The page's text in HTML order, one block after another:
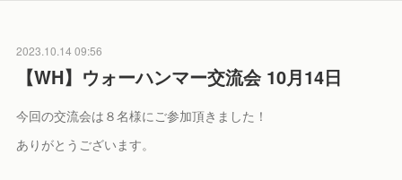
2023.10.14 09:56
【WH】ウォーハンマー交流会 10月14日
今回の交流会は８名様にご参加頂きました！
ありがとうございます。